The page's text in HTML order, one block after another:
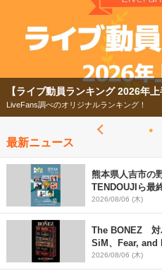
【フェス特集2026】
今年もフェスの季節がやってきた！
最新ニュース
熊本県人吉市の
TENDOUJIら最
支援プロジェク
2026/08/06 (木)
The BONEZ 対
SiM、Fear, and
アーティストを
2026/08/06 (木)